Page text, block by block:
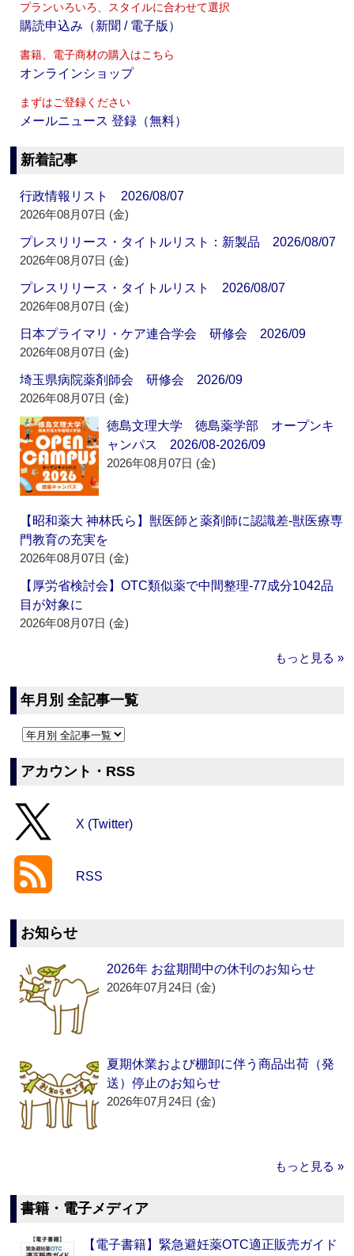
プランいろいろ、スタイルに合わせて選択
購読申込み（新聞 / 電子版）
書籍、電子商材の購入はこちら
オンラインショップ
まずはご登録ください
メールニュース 登録（無料）
新着記事
行政情報リスト 2026/08/07
2026年08月07日 (金)
プレスリリース・タイトルリスト：新製品 2026/08/07
2026年08月07日 (金)
プレスリリース・タイトルリスト 2026/08/07
2026年08月07日 (金)
日本プライマリ・ケア連合学会 研修会 2026/09
2026年08月07日 (金)
埼玉県病院薬剤師会 研修会 2026/09
2026年08月07日 (金)
徳島文理大学 徳島薬学部 オープンキ
ャンパス 2026/08-2026/09
2026年08月07日 (金)
【昭和薬大 神林氏ら】獣医師と薬剤師に認識差‐獣医療専
門教育の充実を
2026年08月07日 (金)
【厚労省検討会】OTC類似薬で中間整理‐77成分1042品
目が対象に
2026年08月07日 (金)
もっと見る »
年月別 全記事一覧
アカウント・RSS
X (Twitter)
RSS
お知らせ
2026年 お盆期間中の休刊のお知らせ
2026年07月24日 (金)
夏期休業および棚卸に伴う商品出荷（発
送）停止のお知らせ
2026年07月24日 (金)
もっと見る »
書籍・電子メディア
【電子書籍】緊急避妊薬OTC適正販売ガイド